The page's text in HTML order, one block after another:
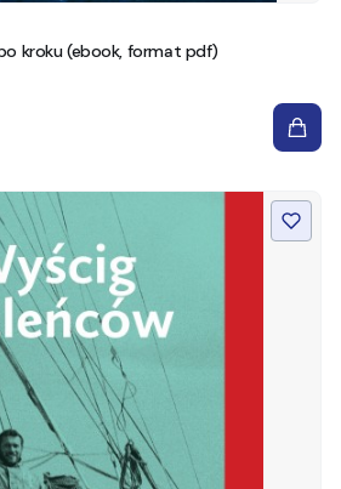
kroku (ebook, format pdf)